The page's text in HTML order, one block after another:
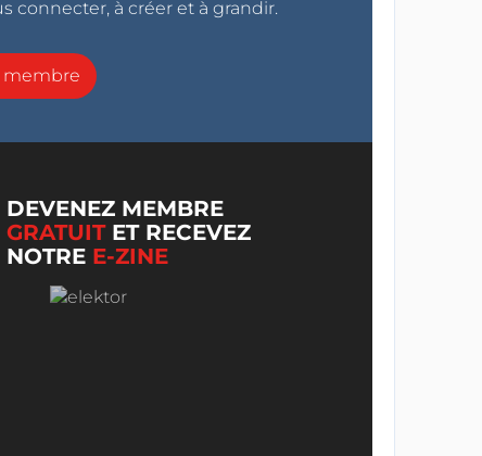
connecter, à créer et à grandir.
membre
DEVENEZ MEMBRE
GRATUITET RECEVEZ
NOTRE E-ZINE